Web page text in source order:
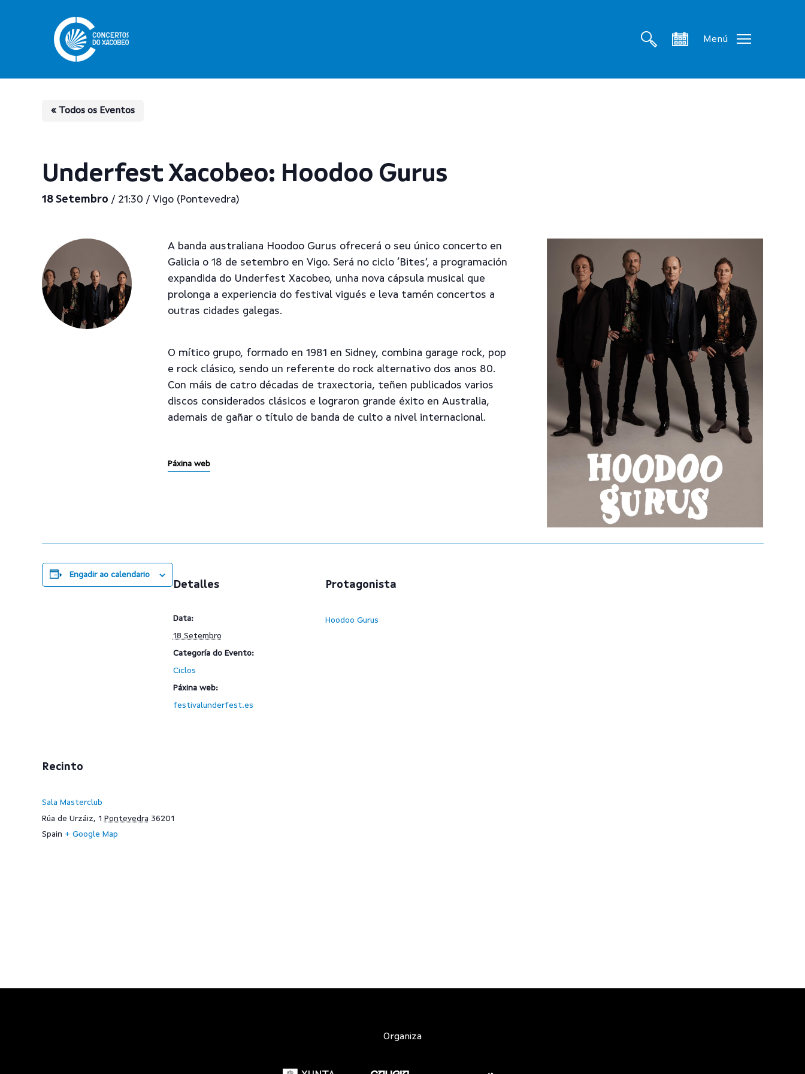
Pulsa enter para buscar
searchaccount
Menú
« Todos os Eventos
Underfest Xacobeo: Hoodoo Gurus
18 Setembro / 21:30 / Vigo (Pontevedra)
A banda australiana Hoodoo Gurus ofrecerá o seu único concerto en
Galicia o 18 de setembro en Vigo. Será no ciclo ‘Bites’, a programación
expandida do Underfest Xacobeo, unha nova cápsula musical que
prolonga a experiencia do festival vigués e leva tamén concertos a
outras cidades galegas.
O mítico grupo, formado en 1981 en Sidney, combina garage rock, pop
e rock clásico, sendo un referente do rock alternativo dos anos 80.
Con máis de catro décadas de traxectoria, teñen publicados varios
discos considerados clásicos e lograron grande éxito en Australia,
ademais de gañar o título de banda de culto a nivel internacional.
Páxina web
Engadir ao calendario
Detalles
Data:
18 Setembro
Categoría do Evento:
Ciclos
Páxina web:
festivalunderfest.es
Protagonista
Hoodoo Gurus
Recinto
Sala Masterclub
Rúa de Urzáiz, 1 Pontevedra 36201
Spain + Google Map
Organiza